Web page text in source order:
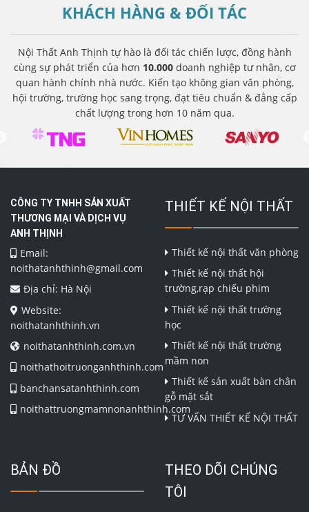
KHÁCH HÀNG &ĐỐI TÁC
Nội Thất Anh Thịnh tự hào là đối tác chiến lược, đồng hành
cùng sự phát triển của hơn 10.000 doanh nghiệp tư nhân, cơ
quan hành chính nhà nước. Kiến tạo không gian văn phòng,
hội trường, trường học sang trọng, đạt tiêu chuẩn & đẳng cấp
chất lượng trong hơn 10 năm qua.
CÔNG TY TNHH SẢN XUẤT
THƯƠNG MẠI VÀ DỊCH VỤ
ANH THỊNH
Email:
noithatanhthinh@gmail.com
Địa chỉ: Hà Nội
Website:
noithatanhthinh.vn
noithatanhthinh.com.vn
noithathoitruonganhthinh.com
banchansatanhthinh.com
noithattruongmamnonanhthinh.com
THIẾT KẾ NỘI THẤT
Thiết kế nội thất văn phòng
Thiết kế nội thất hội
trường,rạp chiếu phim
Thiết kế nội thất trường
học
Thiết kế nội thất trường
mầm non
Thiết kế sản xuất bàn chân
gỗ mặt sắt
TƯ VẤN THIẾT KẾ NỘI THẤT
BẢN ĐỒ
THEO DÕI CHÚNG
TÔI